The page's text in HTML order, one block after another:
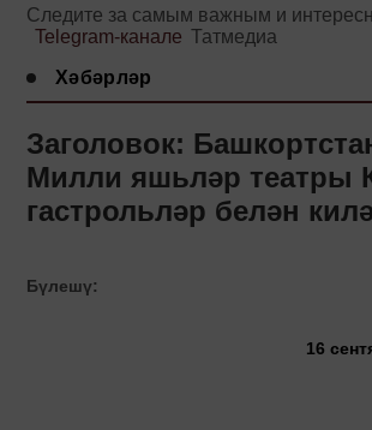
Следите за самым важным и
Telegram-канале Татмедиа
Хәбәрләр
Заголовок:
Милли яшьләр театры
гастрольләр белән
Бүлешү:
16